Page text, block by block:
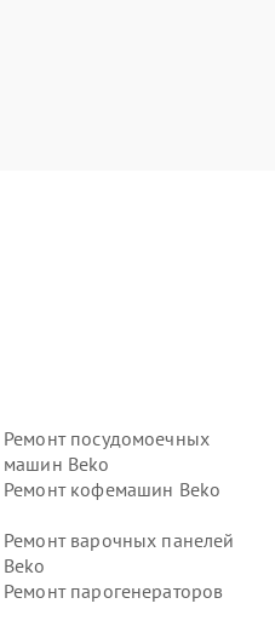
Ремонт посудомоечных
машин Beko
Ремонт кофемашин Beko
Ремонт варочных панелей
Beko
Ремонт парогенераторов